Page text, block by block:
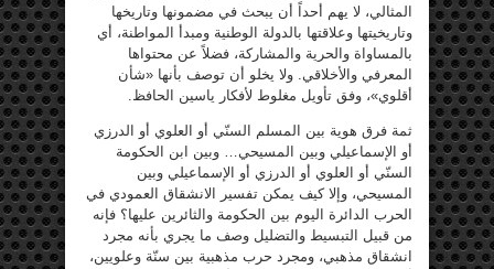
المثالي، لا يهم أحداً أن يبحث في مضمونها وتاريخها
وتاريخيتها وعلاقتها بالدولة الوطنية ومبدأ المواطنة، أي
بالمساواة والحرية والمشاركة، فضلاً عن محتواها
المعرفي والأخلاقي. ولا يخلو أن توصف بأنها «شأن
أقلوي»، وفق تأويل مغلوط لأفكار ياسين الحافظ.
ثمة فرق هوية بين المسلم السنّي أو العلوي أو الدرزي
أو الإسماعيلي وبين المسيحي… وبين ابن الحكومة
السنّي أو العلوي أو الدرزي أو الإسماعيلي وبين
المسيحي، وإلا كيف يمكن تفسير الانشقاق العمودي في
الحرب الدائرة اليوم بين الحكومة والثائرين عليها؟ فإنه
من قبيل التبسيط والتضليل وصف ما يجري بأنه مجرد
انشقاق مذهبي، ومجرد حرب مذهبية بين سنّة وعلويين،